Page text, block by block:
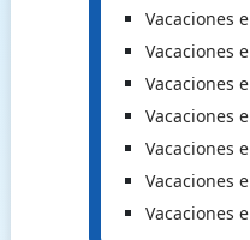
Vacaciones
Vacaciones
Vacaciones
Vacaciones
Vacaciones
Vacaciones
Vacaciones